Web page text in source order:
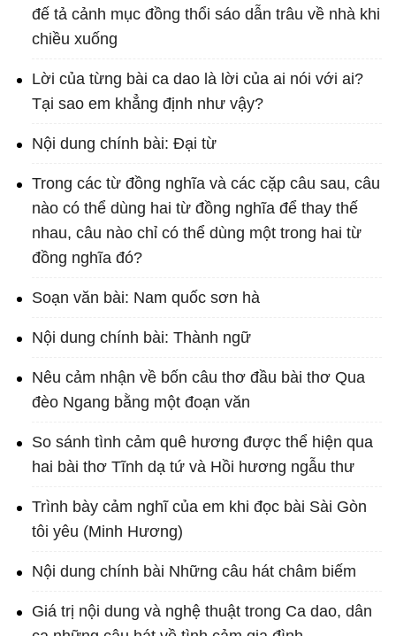
đế tả cảnh mục đồng thổi sáo dẫn trâu về nhà khi
chiều xuống
Lời của từng bài ca dao là lời của ai nói với ai?
Tại sao em khẳng định như vậy?
Nội dung chính bài: Đại từ
Trong các từ đồng nghĩa và các cặp câu sau, câu
nào có thể dùng hai từ đồng nghĩa để thay thế
nhau, câu nào chỉ có thể dùng một trong hai từ
đồng nghĩa đó?
Soạn văn bài: Nam quốc sơn hà
Nội dung chính bài: Thành ngữ
Nêu cảm nhận về bốn câu thơ đầu bài thơ Qua
đèo Ngang bằng một đoạn văn
So sánh tình cảm quê hương được thể hiện qua
hai bài thơ Tĩnh dạ tứ và Hồi hương ngẫu thư
Trình bày cảm nghĩ của em khi đọc bài Sài Gòn
tôi yêu (Minh Hương)
Nội dung chính bài Những câu hát châm biếm
Giá trị nội dung và nghệ thuật trong Ca dao, dân